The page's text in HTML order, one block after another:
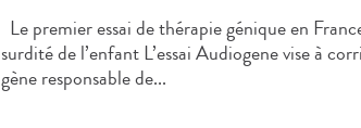
Le premier essai de thérapie génique en
surdité de l’enfant L’essai Audiogene vise à
gène responsable de...